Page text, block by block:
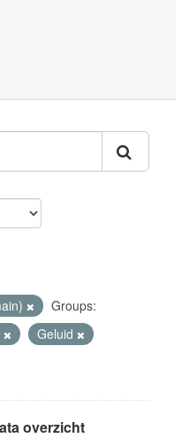
Groups:
Geluid
overzicht